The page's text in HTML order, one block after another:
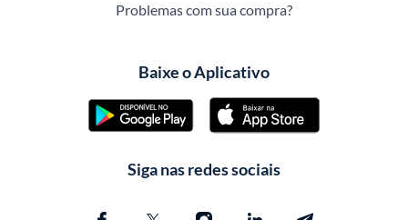
Problemas com sua compra?
Baixe o Aplicativo
Siga nas redes sociais